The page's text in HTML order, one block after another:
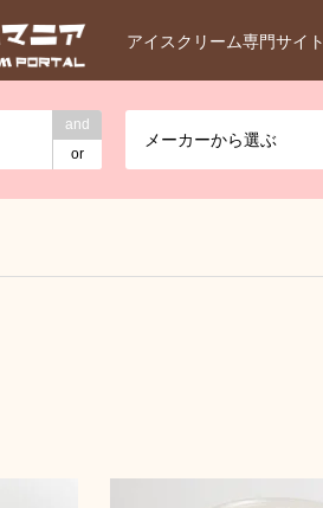
アイスクリーム専門サイト
and
or
メーカーから選ぶ